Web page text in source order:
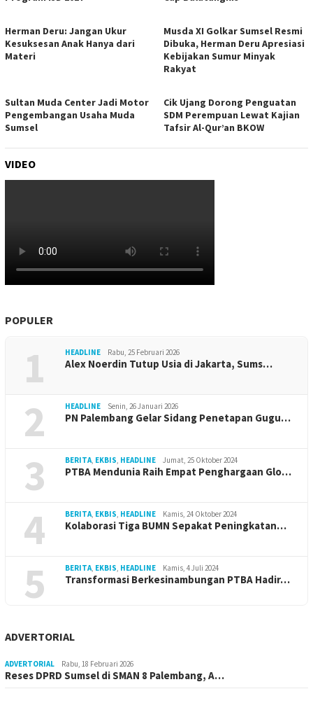
Herman Deru: Jangan Ukur
Kesuksesan Anak Hanya dari
Materi
Musda XI Golkar Sumsel Resmi
Dibuka, Herman Deru Apresiasi
Kebijakan Sumur Minyak
Rakyat
Sultan Muda Center Jadi Motor
Pengembangan Usaha Muda
Sumsel
Cik Ujang Dorong Penguatan
SDM Perempuan Lewat Kajian
Tafsir Al-Qur’an BKOW
VIDEO
POPULER
1 HEADLINE Rabu, 25 Februari 2026
Alex Noerdin Tutup Usia di Jakarta, Sums…
2 HEADLINE Senin, 26 Januari 2026
PN Palembang Gelar Sidang Penetapan Gugu…
3 BERITA, EKBIS, HEADLINE Jumat, 25 Oktober 2024
PTBA Mendunia Raih Empat Penghargaan Glo…
4 BERITA, EKBIS, HEADLINE Kamis, 24 Oktober 2024
Kolaborasi Tiga BUMN Sepakat Peningkatan…
5 BERITA, EKBIS, HEADLINE Kamis, 4 Juli 2024
Transformasi Berkesinambungan PTBA Hadir…
ADVERTORIAL
ADVERTORIAL Rabu, 18 Februari 2026
Reses DPRD Sumsel di SMAN 8 Palembang, A…